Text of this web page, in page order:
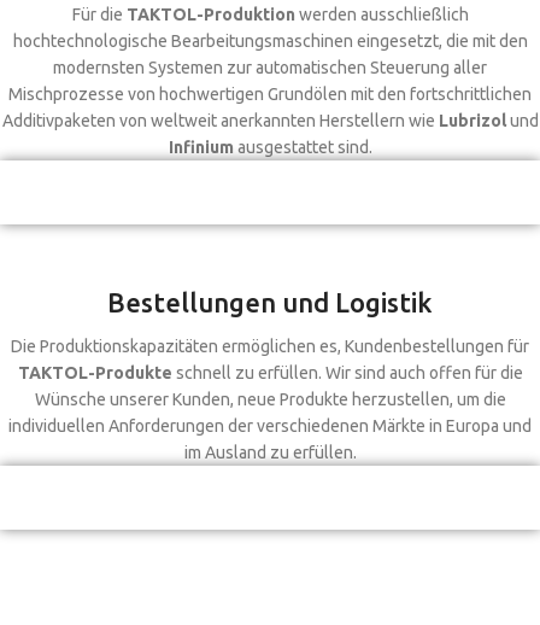
Für die TAKTOL-Produktion werden ausschließlich
hochtechnologische Bearbeitungsmaschinen eingesetzt, die mit den
modernsten Systemen zur automatischen Steuerung aller
Mischprozesse von hochwertigen Grundölen mit den fortschrittlichen
Additivpaketen von weltweit anerkannten Herstellern wie Lubrizolund
Infiniumausgestattet sind.
Bestellungen und Logistik
Die Produktionskapazitäten ermöglichen es, Kundenbestellungen für
TAKTOL-Produkte schnell zu erfüllen. Wir sind auch offen für die
Wünsche unserer Kunden, neue Produkte herzustellen, um die
individuellen Anforderungen der verschiedenen Märkte in Europa und
im Ausland zu erfüllen.